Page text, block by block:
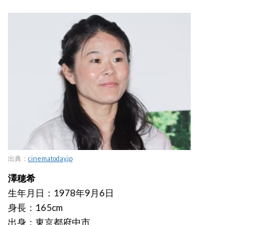
出典： cinematoday.jp
澤穂希
生年月日：1978年9月6日
身長：165cm
出身：東京都府中市